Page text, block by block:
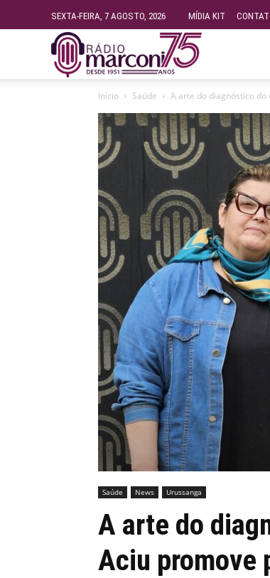
SEXTA-FEIRA, 7 AGOSTO, 2026 MÍDIA KIT
Fundação
Marconi
–
FM
99.9
MHZ
Início Saúde A arte do diagnóstico
Saúde News Urussanga
A arte do
Aciu promove